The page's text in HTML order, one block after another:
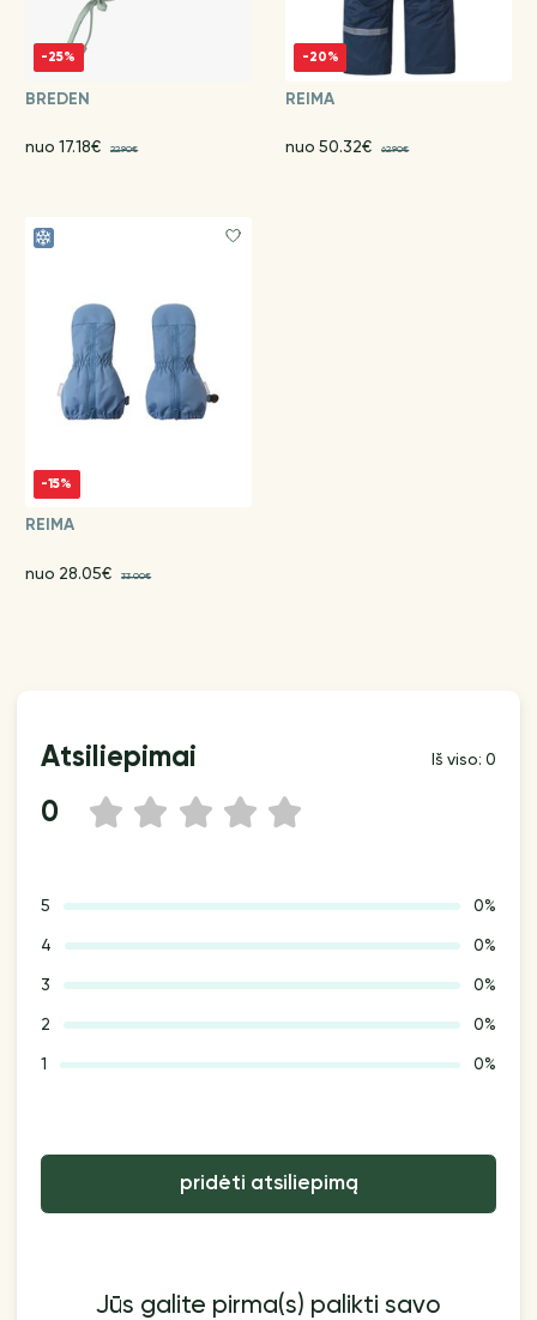
-25%
BREDEN
nuo 17.18€ 22.90€
-20%
REIMA
nuo 50.32€ 62.90€
-15%
REIMA
nuo 28.05€ 33.00€
Atsiliepimai Iš viso: 0
0 5
4
3
2
1
5 0%
4 0%
3 0%
2 0%
1 0%
pridėti atsiliepimą
Jūs galite pirma(s) palikti savo